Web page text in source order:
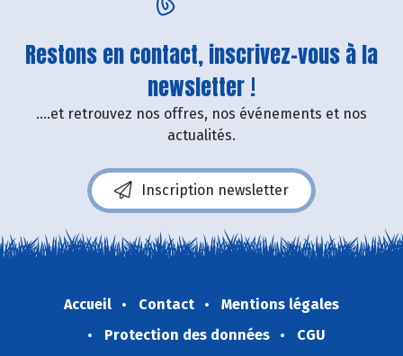
Restons en contact, inscrivez-vous à la
newsletter !
....et retrouvez nos offres, nos événements et nos
actualités.
Inscription newsletter
Accueil Contact
Mentions légales
Protection des données
CGU